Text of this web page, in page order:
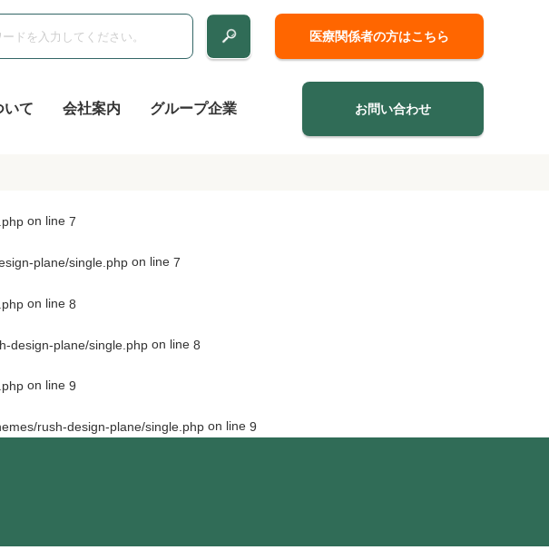
医療関係者の方はこちら
いて 会社案内 グループ企業 お問い合わせ
on line 7
plane/single.php on line 7
on line 8
design-plane/single.php on line 8
on line 9
rush-design-plane/single.php on line 9